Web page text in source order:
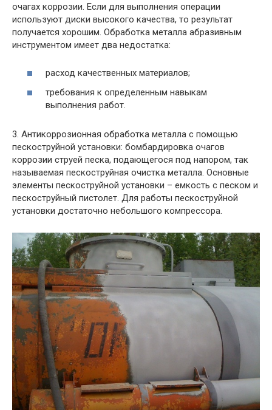
очагах коррозии. Если для выполнения операции
используют диски высокого качества, то результат
получается хорошим. Обработка металла абразивным
инструментом имеет два недостатка:
расход качественных материалов;
требования к определенным навыкам
выполнения работ.
3. Антикоррозионная обработка металла с помощью
пескоструйной установки: бомбардировка очагов
коррозии струей песка, подающегося под напором, так
называемая пескоструйная очистка металла. Основные
элементы пескоструйной установки – емкость с песком и
пескоструйный пистолет. Для работы пескоструйной
установки достаточно небольшого компрессора.